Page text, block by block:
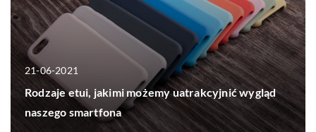
21-06-2021
Rodzaje etui, jakimi możemy uatrakcyjnić wygląd
naszego smartfona